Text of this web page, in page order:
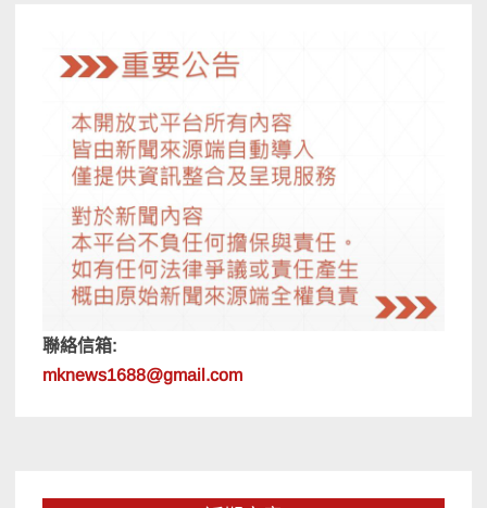
聯絡信箱:
mknews1688@gmail.com